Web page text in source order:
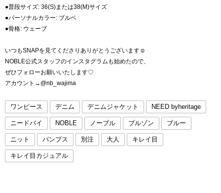
●普段サイズ: 36(S)または38(M)サイズ
●パーソナルカラー: ブルベ
●骨格: ウェーブ
いつもSNAPを見てくださりありがとうございます☺︎
NOBLE公式スタッフのインスタグラムも始めたので、
ぜひフォローお願いいたします♡
アカウント→@nb_wajima
ワンピース デニム デニムジャケット NEED byheritage
ニードバイ NOBLE ノーブル ブルゾン ブルー
ニット パンプス 別注 大人 キレイ目
キレイ目カジュアル